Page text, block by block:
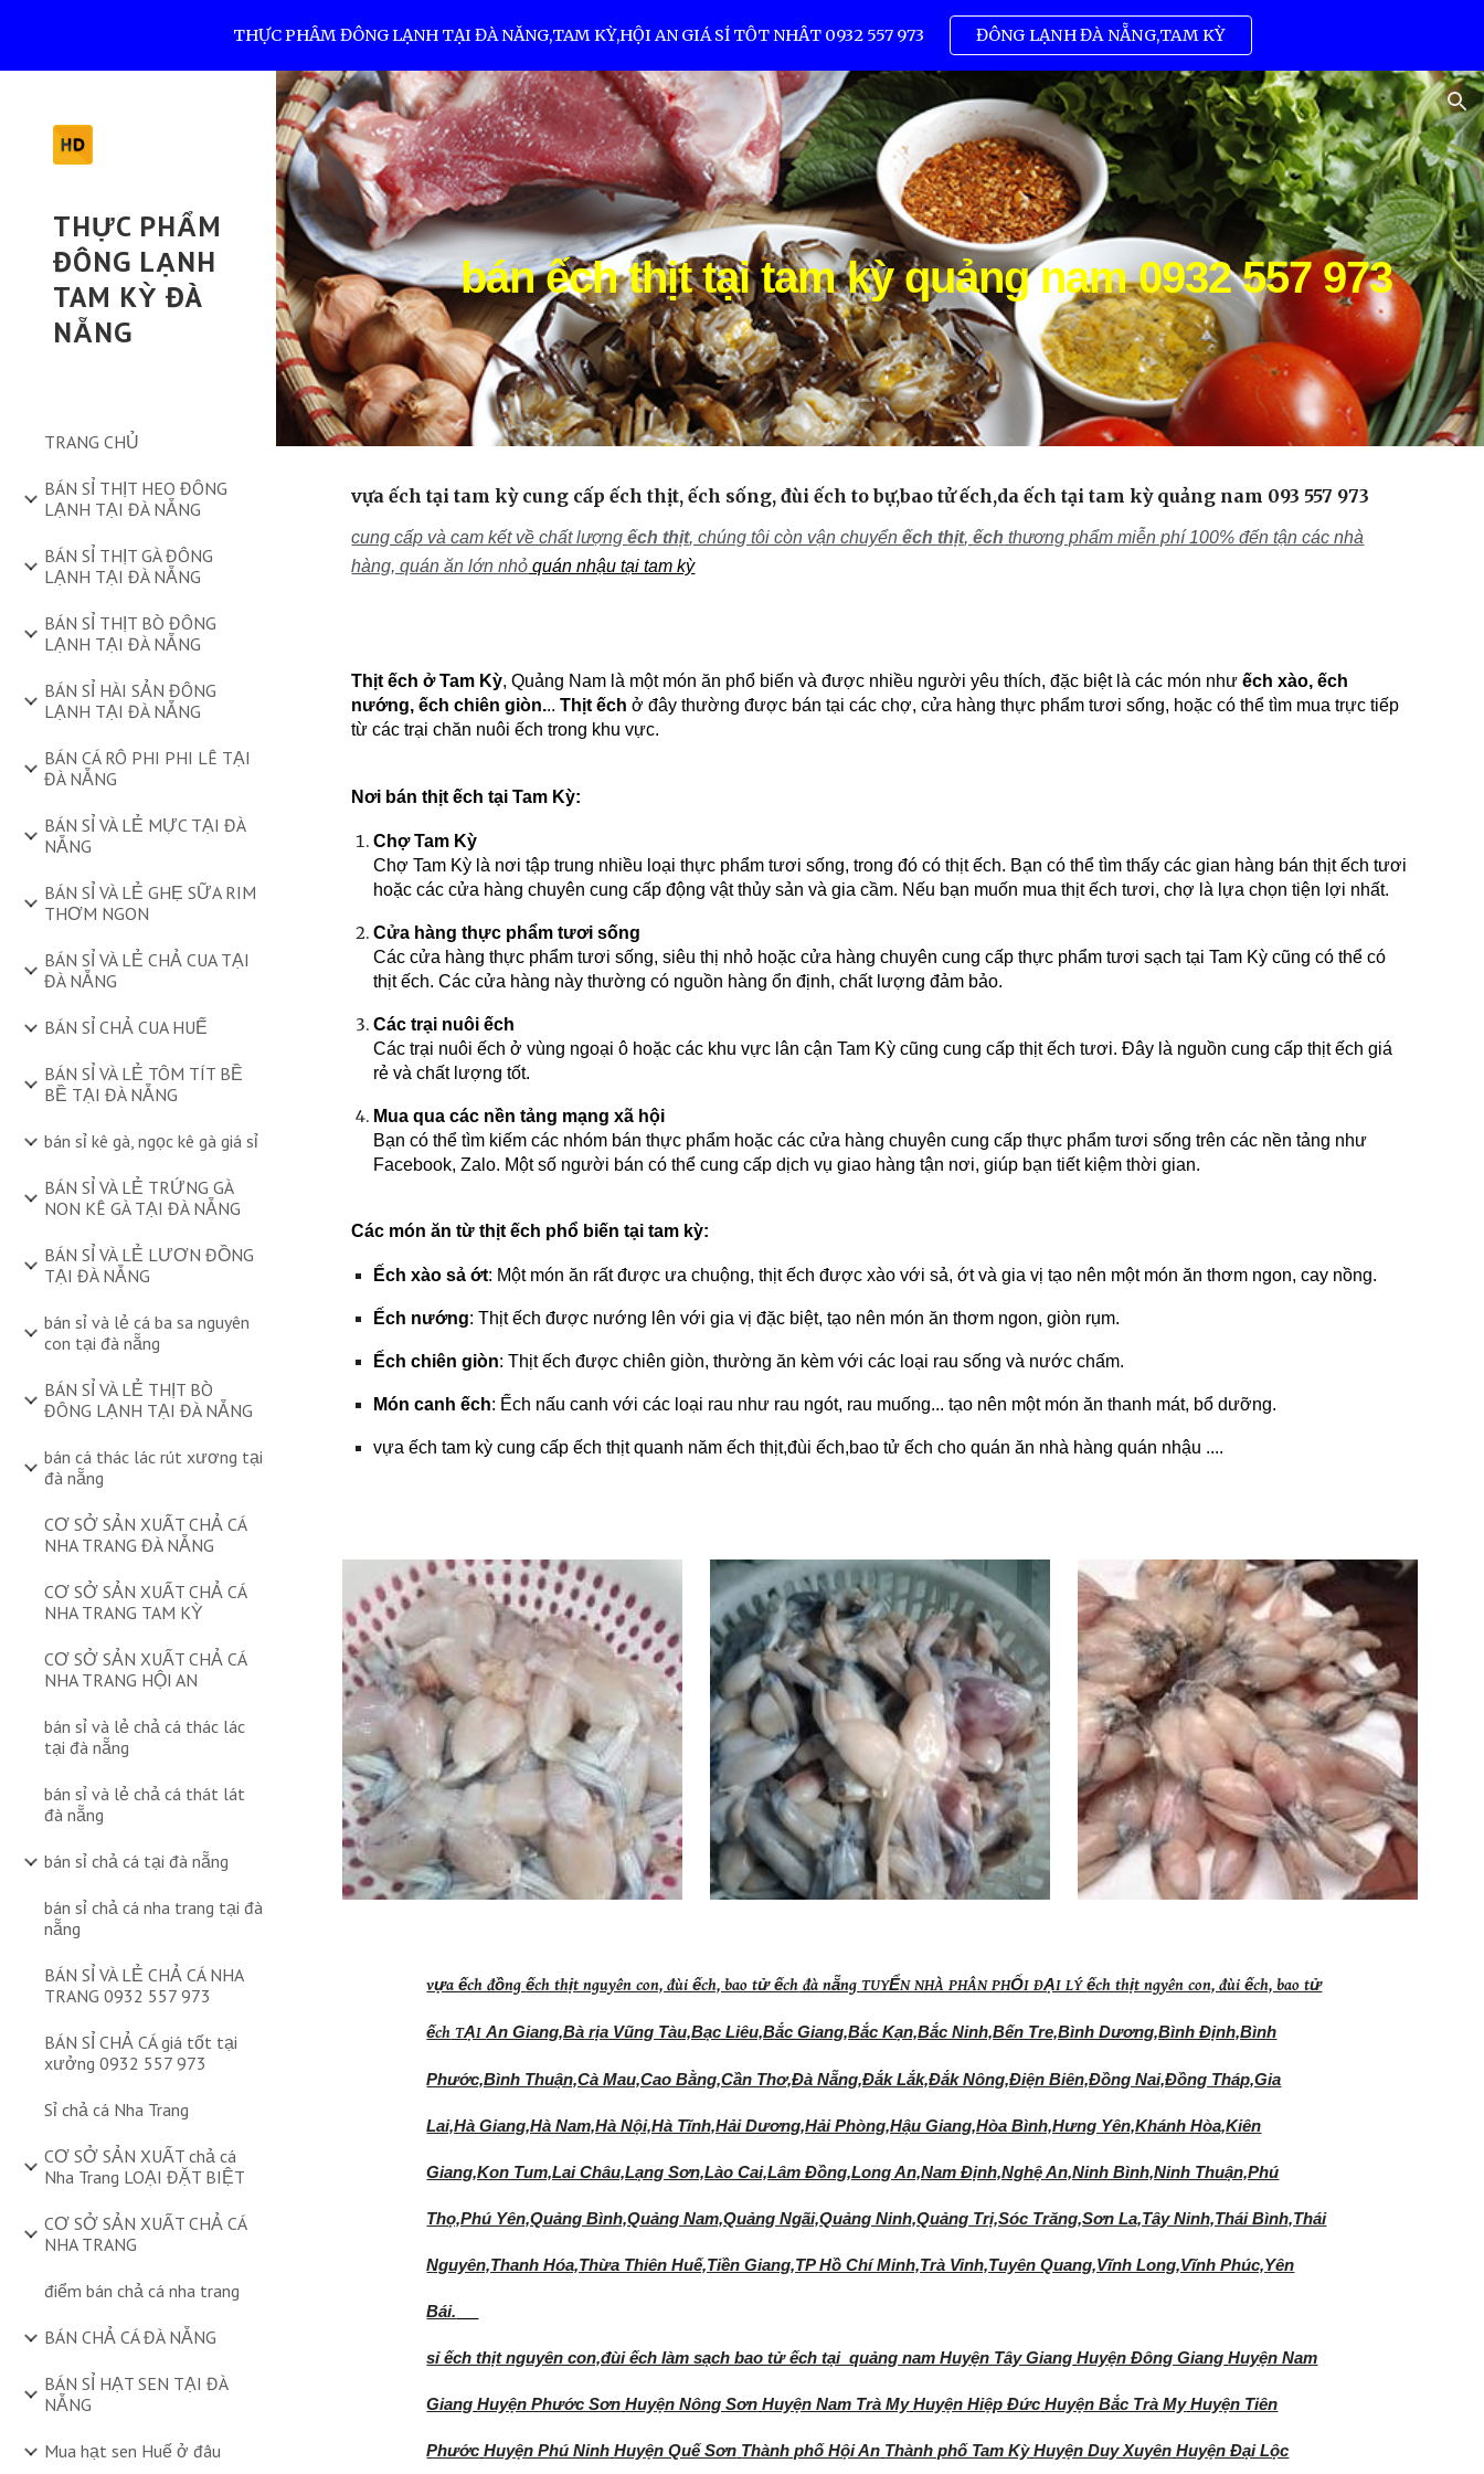
Skip to main content Skip to navigation
THỰC PHẨM ĐÔNG LẠNH TẠI ĐÀ NẴNG,TAM KỲ,HỘI AN GIÁ SỈ TỐT NHẤT 0932 557 973 ĐÔNG LẠNH ĐÀ NẴNG,TAM KỲ
THỰC PHẨM
ĐÔNG LẠNH
TAM KỲ ĐÀ
NẴNG
TRANG CHỦ
BÁN SỈ THỊT HEO ĐÔNG
LẠNH TẠI ĐÀ NẴNG
BÁN SỈ THỊT GÀ ĐÔNG
LẠNH TẠI ĐÀ NẴNG
BÁN SỈ THỊT BÒ ĐÔNG
LẠNH TẠI ĐÀ NẴNG
BÁN SỈ HÀI SẢN ĐÔNG
LẠNH TẠI ĐÀ NẴNG
BÁN CÁ RÔ PHI PHI LÊ TẠI
ĐÀ NẴNG
BÁN SỈ VÀ LẺ MỰC TẠI ĐÀ
NẴNG
BÁN SỈ VÀ LẺ GHẸ SỮA RIM
THƠM NGON
BÁN SỈ VÀ LẺ CHẢ CUA TẠI
ĐÀ NẴNG
BÁN SỈ CHẢ CUA HUẾ
BÁN SỈ VÀ LẺ TÔM TÍT BỀ
BỀ TẠI ĐÀ NẴNG
bán sỉ kê gà, ngọc kê gà giá sỉ
BÁN SỈ VÀ LẺ TRỨNG GÀ
NON KÊ GÀ TẠI ĐÀ NẴNG
BÁN SỈ VÀ LẺ LƯƠN ĐỒNG
TẠI ĐÀ NẴNG
bán sỉ và lẻ cá ba sa nguyên
con tại đà nẵng
BÁN SỈ VÀ LẺ THỊT BÒ
ĐÔNG LẠNH TẠI ĐÀ NẴNG
bán cá thác lác rút xương tại
đà nẵng
CƠ SỞ SẢN XUẤT CHẢ CÁ
NHA TRANG ĐÀ NẴNG
CƠ SỞ SẢN XUẤT CHẢ CÁ
NHA TRANG TAM KỲ
CƠ SỞ SẢN XUẤT CHẢ CÁ
NHA TRANG HỘI AN
bán sỉ và lẻ chả cá thác lác
tại đà nẵng
bán sỉ và lẻ chả cá thát lát
đà nẵng
bán sỉ chả cá tại đà nẵng
bán sỉ chả cá nha trang tại đà
nẵng
BÁN SỈ VÀ LẺ CHẢ CÁ NHA
TRANG 0932 557 973
BÁN SỈ CHẢ CÁ giá tốt tại
xưởng 0932 557 973
Sỉ chả cá Nha Trang
CƠ SỞ SẢN XUẤT chả cá
Nha Trang LOẠI ĐẶT BIỆT
CƠ SỞ SẢN XUẤT CHẢ CÁ
NHA TRANG
điểm bán chả cá nha trang
BÁN CHẢ CÁ ĐÀ NẴNG
BÁN SỈ HẠT SEN TẠI ĐÀ
NẴNG
Mua hạt sen Huế ở đâu
bán ếch thịt tại tam kỳ quảng nam 0932 557 973
vựa ếch tại tam kỳ cung cấp ếch thịt, ếch sống, đùi ếch to bự,bao tử ếch,da ếch tại tam kỳ quảng nam 093 557 973
cung cấp và cam kết về chất lượngếch thịt, chúng tôi còn vận chuyểnếch thịt,ếch thương phẩm miễn phí 100% đến tận các nhà
hàng, quán ăn lớn nhỏ quán nhậu tại tam kỳ
Thịt ếch ở Tam Kỳ, Quảng Nam là một món ăn phổ biến và được nhiều người yêu thích, đặc biệt là các món như ếch xào, ếch
nướng, ếch chiên giòn...Thịt ếch ở đây thường được bán tại các chợ, cửa hàng thực phẩm tươi sống, hoặc có thể tìm mua trực tiếp
từ các trại chăn nuôi ếch trong khu vực.
Nơi bán thịt ếch tại Tam Kỳ:
Chợ Tam Kỳ
Chợ Tam Kỳ là nơi tập trung nhiều loại thực phẩm tươi sống, trong đó có thịt ếch. Bạn có thể tìm thấy các gian hàng bán thịt ếch tươi
hoặc các cửa hàng chuyên cung cấp động vật thủy sản và gia cầm. Nếu bạn muốn mua thịt ếch tươi, chợ là lựa chọn tiện lợi nhất.
Cửa hàng thực phẩm tươi sống
Các cửa hàng thực phẩm tươi sống, siêu thị nhỏ hoặc cửa hàng chuyên cung cấp thực phẩm tươi sạch tại Tam Kỳ cũng có thể có
thịt ếch. Các cửa hàng này thường có nguồn hàng ổn định, chất lượng đảm bảo.
Các trại nuôi ếch
Các trại nuôi ếch ở vùng ngoại ô hoặc các khu vực lân cận Tam Kỳ cũng cung cấp thịt ếch tươi. Đây là nguồn cung cấp thịt ếch giá
rẻ và chất lượng tốt.
Mua qua các nền tảng mạng xã hội
Bạn có thể tìm kiếm các nhóm bán thực phẩm hoặc các cửa hàng chuyên cung cấp thực phẩm tươi sống trên các nền tảng như
Facebook, Zalo. Một số người bán có thể cung cấp dịch vụ giao hàng tận nơi, giúp bạn tiết kiệm thời gian.
Các món ăn từ thịt ếch phổ biến tại tam kỳ:
Ếch xào sả ớt: Một món ăn rất được ưa chuộng, thịt ếch được xào với sả, ớt và gia vị tạo nên một món ăn thơm ngon, cay nồng.
Ếch nướng: Thịt ếch được nướng lên với gia vị đặc biệt, tạo nên món ăn thơm ngon, giòn rụm.
Ếch chiên giòn: Thịt ếch được chiên giòn, thường ăn kèm với các loại rau sống và nước chấm.
Món canh ếch: Ếch nấu canh với các loại rau như rau ngót, rau muống... tạo nên một món ăn thanh mát, bổ dưỡng.
vựa ếch tam kỳ cung cấp ếch thịt quanh năm ếch thịt,đùi ếch,bao tử ếch cho quán ăn nhà hàng quán nhậu ....
vựa ếch đồngếch thịt nguyên con, đùi ếch, bao tử ếch đà nẵng TUYỂN NHÀ PHÂN PHỐI ĐẠI LÝếch thịt ngyên con, đùi ếch, bao tử
ếch TẠIAn Giang,Bà rịa Vũng Tàu,Bạc Liêu,Bắc Giang,Bắc Kạn,Bắc Ninh,Bến Tre,Bình Dương,Bình Định,Bình
Phước,Bình Thuận,Cà Mau,Cao Bằng,Cần Thơ,Đà Nẵng,Đắk Lắk,Đắk Nông,Điện Biên,Đồng Nai,Đồng Tháp,Gia
Lai,Hà Giang,Hà Nam,Hà Nội,Hà Tĩnh,Hải Dương,Hải Phòng,Hậu Giang,Hòa Bình,Hưng Yên,Khánh Hòa,Kiên
Giang,Kon Tum,Lai Châu,Lạng Sơn,Lào Cai,Lâm Đồng,Long An,Nam Định,Nghệ An,Ninh Bình,Ninh Thuận,Phú
Thọ,Phú Yên,Quảng Bình,Quảng Nam,Quảng Ngãi,Quảng Ninh,Quảng Trị,Sóc Trăng,Sơn La,Tây Ninh,Thái Bình,Thái
Nguyên,Thanh Hóa,Thừa Thiên Huế,Tiền Giang,TP Hồ Chí Minh,Trà Vinh,Tuyên Quang,Vĩnh Long,Vĩnh Phúc,Yên
Bái.
sỉ ếch thịt nguyên con,đùi ếch làm sạch bao tử ếch tại quảng namHuyện Tây Giang Huyện Đông Giang Huyện Nam
Giang Huyện Phước Sơn Huyện Nông Sơn Huyện Nam Trà My Huyện Hiệp Đức Huyện Bắc Trà My Huyện Tiên
Phước Huyện Phú Ninh Huyện Quế Sơn Thành phố Hội An Thành phố Tam Kỳ Huyện Duy Xuyên Huyện Đại Lộc